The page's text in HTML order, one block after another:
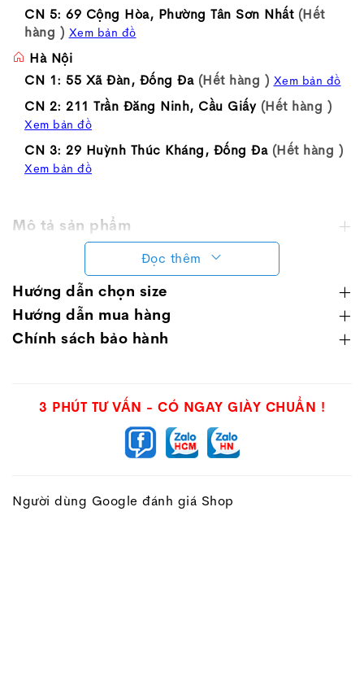
CN 5: 69 Cộng Hòa, Phường Tân Sơn Nhất (Hết
hàng ) Xem bản đồ
Hà Nội
CN 1: 55 Xã Đàn, Đống Đa (Hết hàng ) Xem bản đồ
CN 2: 211 Trần Đăng Ninh, Cầu Giấy (Hết hàng )
Xem bản đồ
CN 3: 29 Huỳnh Thúc Kháng, Đống Đa (Hết hàng )
Xem bản đồ
Mô tả sản phẩm
Đọc thêm
Hướng dẫn chọn size
Hướng dẫn mua hàng
Chính sách bảo hành
3 PHÚT TƯ VẤN - CÓ NGAY GIÀY CHUẨN !
Người dùng Google đánh giá Shop